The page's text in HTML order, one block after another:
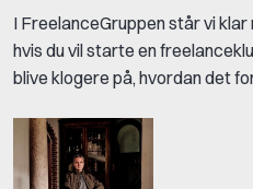
I FreelanceGruppen står vi
hvis du vil starte en
blive klogere på, hvordan det